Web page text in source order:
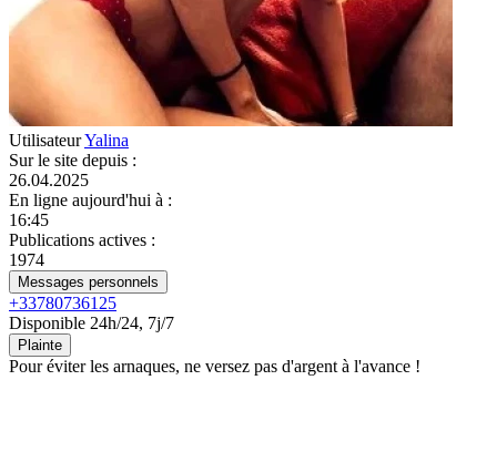
UtilisateurYalina
Sur le site depuis :
26.04.2025
En ligne aujourd'hui à :
16:45
Publications actives :
1974
Messages personnels
+33780736125
Disponible 24h/24, 7j/7
Plainte
Pour éviter les arnaques, ne versez pas d'argent à l'avance !